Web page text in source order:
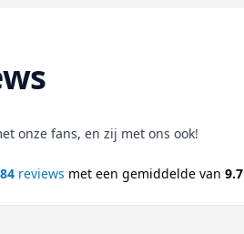
onze fans, en zij met ons ook!
reviews met een gemiddelde van 9.7